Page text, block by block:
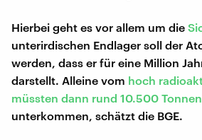
Hierbei geht es vor allem um die
unterirdischen Endlager soll der
werden, dass er für eine Million
darstellt. Alleine vom hoch
müssten dann rund 10.500 Tonnen
unterkommen, schätzt die BGE.